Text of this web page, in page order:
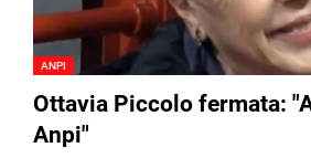
ANPI
Ottavia Piccolo fermata:
Anpi"